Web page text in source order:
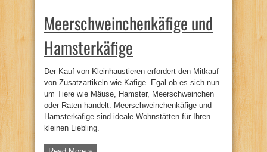
Meerschweinchenkäfige und
Hamsterkäfige
Der Kauf von Kleinhaustieren erfordert den Mitkauf
von Zusatzartikeln wie Käfige. Egal ob es sich nun
um Tiere wie Mäuse, Hamster, Meerschweinchen
oder Raten handelt. Meerschweinchenkäfige und
Hamsterkäfige sind ideale Wohnstätten für Ihren
kleinen Liebling.